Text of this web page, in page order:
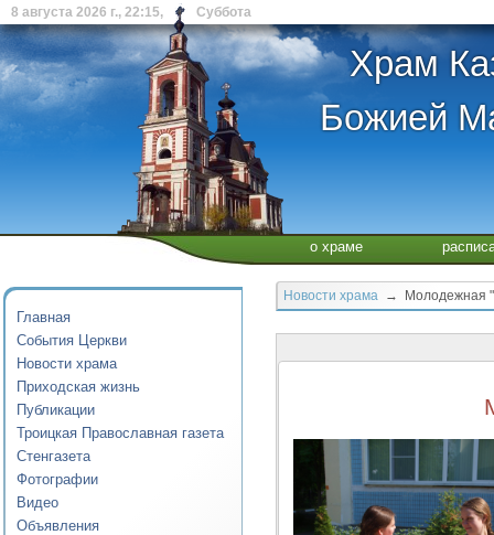
8 августа 2026 г., 22:15, Суббота
Храм
Божией
о храме
Главная
События Церкви
Новости храма
Приходская жизнь
Публикации
Троицкая Православная газета
Стенгазета
Фотографии
Видео
Объявления
Новости храма → Молодежная